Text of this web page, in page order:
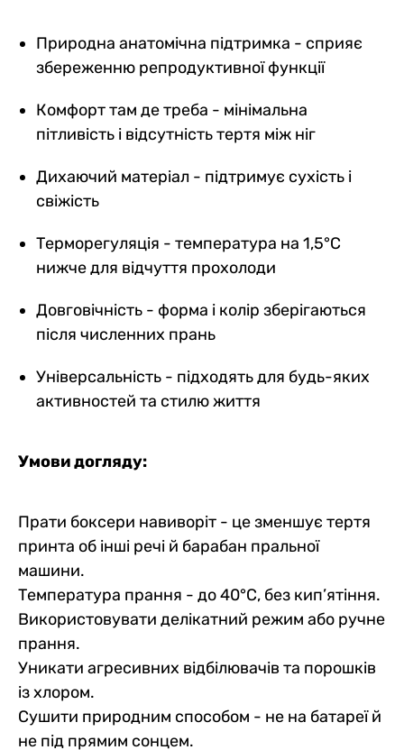
Природна анатомічна підтримка - сприяє
збереженню репродуктивної функції
Комфорт там де треба - мінімальна
пітливість і відсутність тертя між ніг
Дихаючий матеріал - підтримує сухість і
свіжість
Терморегуляція - температура на 1,5°C
нижче для відчуття прохолоди
Довговічність - форма і колір зберігаються
після численних прань
Універсальність - підходять для будь-яких
активностей та стилю життя
Умови догляду:
Прати боксери навиворіт - це зменшує тертя
принта об інші речі й барабан пральної
машини.
Температура прання - до 40°C, без кип’ятіння.
Використовувати делікатний режим або ручне
прання.
Уникати агресивних відбілювачів та порошків
із хлором.
Сушити природним способом - не на батареї й
не під прямим сонцем.